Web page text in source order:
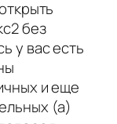
без
у вас есть
и еще
(а)